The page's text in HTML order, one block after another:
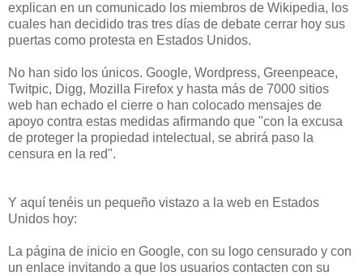
explican en un comunicado los miembros de Wikipedia, los
cuales han decidido tras tres días de debate cerrar hoy sus
puertas como protesta en Estados Unidos.
No han sido los únicos. Google, Wordpress, Greenpeace,
Twitpic, Digg, Mozilla Firefox y hasta más de 7000 sitios
web han echado el cierre o han colocado mensajes de
apoyo contra estas medidas afirmando que "con la excusa
de proteger la propiedad intelectual, se abrirá paso la
censura en la red".
Y aquí tenéis un pequeño vistazo a la web en Estados
Unidos hoy:
La página de inicio en Google, con su logo censurado y con
un enlace invitando a que los usuarios contacten con su